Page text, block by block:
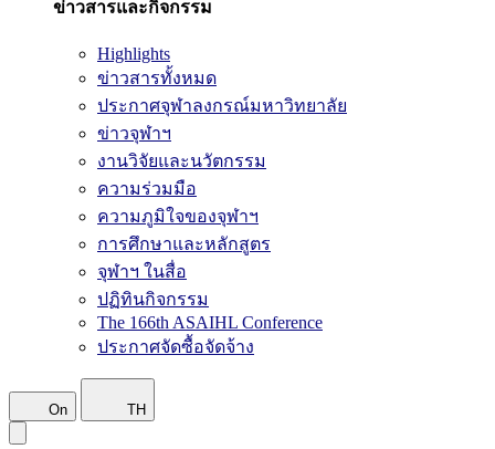
ข่าวสารและกิจกรรม
Highlights
ข่าวสารทั้งหมด
ประกาศจุฬาลงกรณ์มหาวิทยาลัย
ข่าวจุฬาฯ
งานวิจัยและนวัตกรรม
ความร่วมมือ
ความภูมิใจของจุฬาฯ
การศึกษาและหลักสูตร
จุฬาฯ ในสื่อ
ปฏิทินกิจกรรม
The 166th ASAIHL Conference
ประกาศจัดซื้อจัดจ้าง
On TH